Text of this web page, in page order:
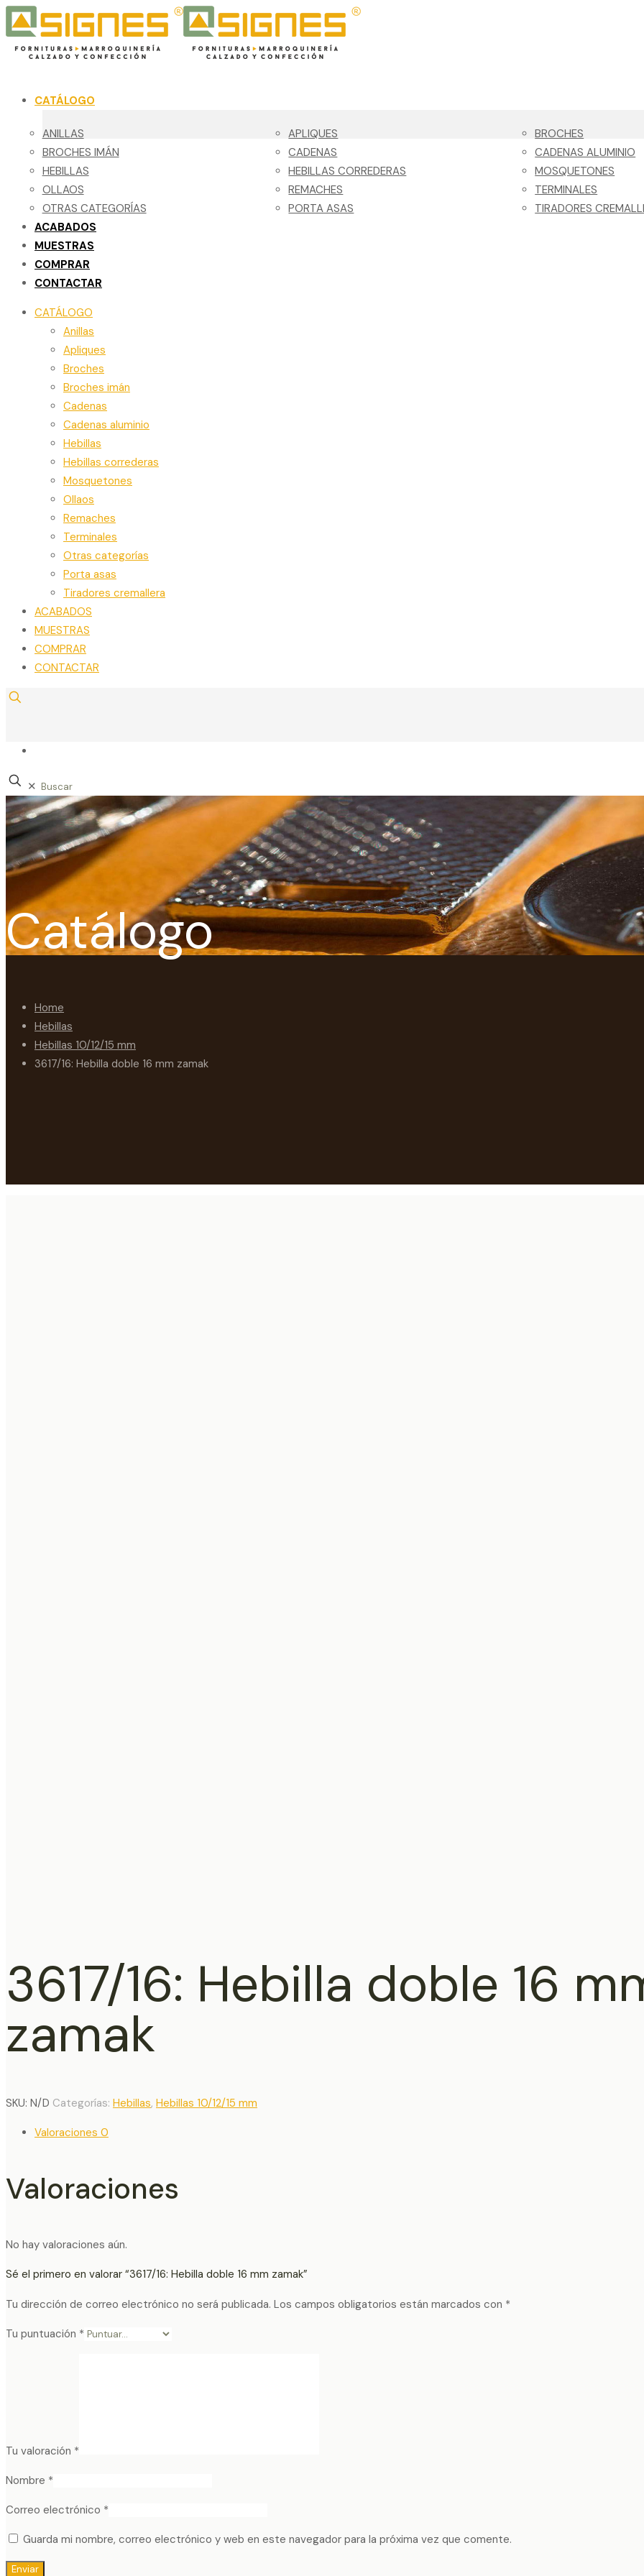
CATÁLOGO
ANILLAS APLIQUES
BROCHES
BROCHES IMÁN
CADENAS
CADENAS ALUMINIO
HEBILLAS
HEBILLAS CORREDERAS
MOSQUETONES
OLLAOS
REMACHES
TERMINALES
OTRAS CATEGORÍAS
PORTA ASAS
TIRADORES
ACABADOS
MUESTRAS
COMPRAR
CONTACTAR
CATÁLOGO
Anillas
Apliques
Broches
Broches imán
Cadenas
Cadenas aluminio
Hebillas
Hebillas correderas
Mosquetones
Ollaos
Remaches
Terminales
Otras categorías
Porta asas
Tiradores cremallera
ACABADOS
MUESTRAS
COMPRAR
CONTACTAR
✕
Catálogo
Home
Hebillas
Hebillas 10/12/15 mm
3617/16: Hebilla doble 16 mm zamak
3617/16: Hebilla doble 16
zamak
SKU: N/D Categorías: Hebillas, Hebillas 10/12/15 mm
Valoraciones 0
Valoraciones
No hay valoraciones aún.
Sé el primero en valorar “3617/16: Hebilla doble 16 mm zamak”
Tu dirección de correo electrónico no será publicada. Los campos obligatorios están marcados con *
Tu puntuación *
Tu valoración *
Nombre *
Correo electrónico *
Guarda mi nombre, correo electrónico y web en este navegador para la próxima vez que comente.